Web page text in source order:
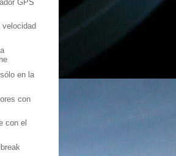
GPS
velocidad
en la
con
con el